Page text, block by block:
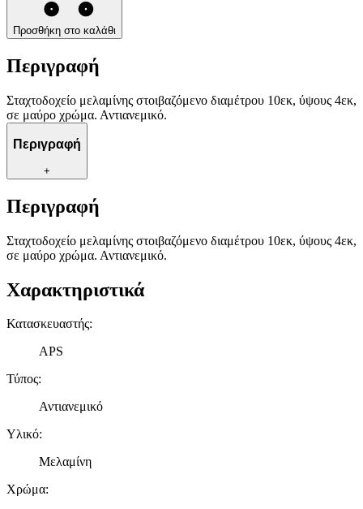
Προσθήκη στο καλάθι
Περιγραφή
Σταχτοδοχείο μελαμίνης στοιβαζόμενο διαμέτρου 10εκ, ύψους 4εκ,
σε μαύρο χρώμα. Αντιανεμικό.
Περιγραφή
+
Περιγραφή
Σταχτοδοχείο μελαμίνης στοιβαζόμενο διαμέτρου 10εκ, ύψους 4εκ,
σε μαύρο χρώμα. Αντιανεμικό.
Χαρακτηριστικά
Κατασκευαστής:
APS
Τύπος:
Αντιανεμικό
Υλικό:
Μελαμίνη
Χρώμα: